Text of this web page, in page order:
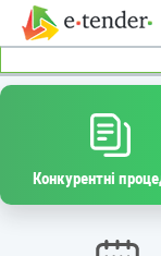
Конкурентні